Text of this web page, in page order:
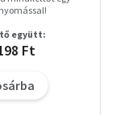
együtt:
Ft